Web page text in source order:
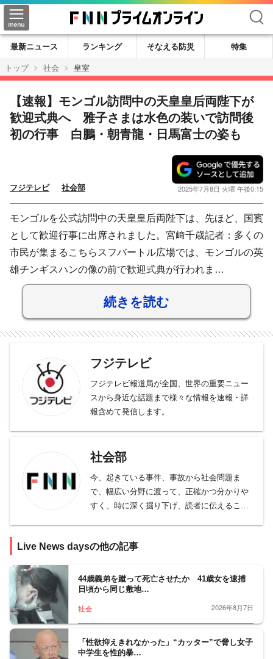
検索
最新ニュース ランキング そなえる防災
特集
トップ
社会 皇室
【速報】モンゴル訪問中の天皇皇后両陛下が
歓迎式典へ 雅子さまは水色の装いで訪問後
初の行事 白鵬・朝青龍・日馬富士の姿も
フジテレビ 社会部 2025年7月8日 火曜 午後0:15
モンゴルを公式訪問中の天皇皇后両陛下は、先ほど、国賓
として歓迎行事に出席されました。宮﨑千歳記者：多くの
市民が集まるこちらスフバートル広場では、モンゴルの英
雄チンギスハンの像の前で歓迎式典が行われま…
続きを読む
フジテレビ
フジテレビ報道局が全国、世界の重要ニュー
スから身近な話題まで様々な情報を速報・詳
報含めて発信します。
社会部
今、起きている事件、事故から社会問題ま
で、幅広い分野に渡って、正確かつ分かりや
すく、時に深く掘り下げ、読者に伝えること
交通･国土、教育、科学、宇宙、災害・防災
皇室の動向、都政から首都圏自治体の行政も
担当。社会問題、調査報道については、分野
の垣根を越えて取材に取り組んでいます。
Live News daysの他の記事
44歳義弟を蹴って死亡させたか 41歳女を逮捕
日頃から同じ敷地…
社会 2026年8月7日
「性欲抑えきれなかった」“カッター”で脅し女子
中学生を性的暴…